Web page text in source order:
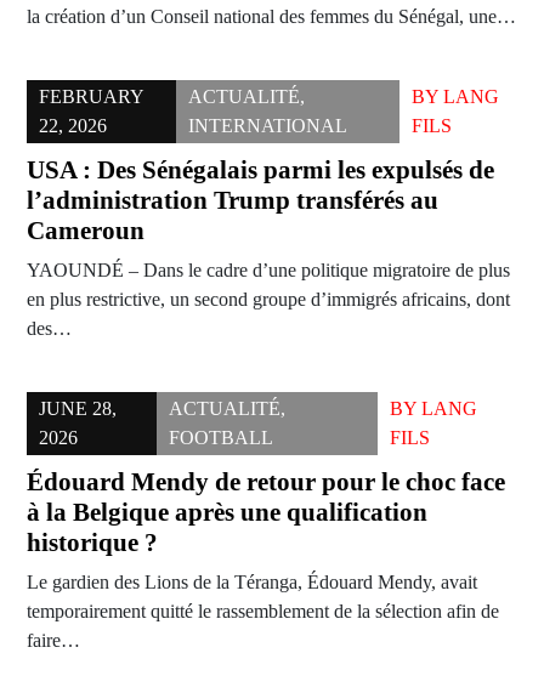
la création d’un Conseil national des femmes du Sénégal, une…
FEBRUARY
22, 2026
ACTUALITÉ,
INTERNATIONAL
BY LANG
FILS
USA : Des Sénégalais parmi les expulsés de
l’administration Trump transférés au
Cameroun
YAOUNDÉ – Dans le cadre d’une politique migratoire de plus
en plus restrictive, un second groupe d’immigrés africains, dont
des…
JUNE 28,
2026
ACTUALITÉ,
FOOTBALL
BYLANG
FILS
Édouard Mendy de retour pour le choc face
à la Belgique après une qualification
historique ?
Le gardien des Lions de la Téranga, Édouard Mendy, avait
temporairement quitté le rassemblement de la sélection afin de
faire…